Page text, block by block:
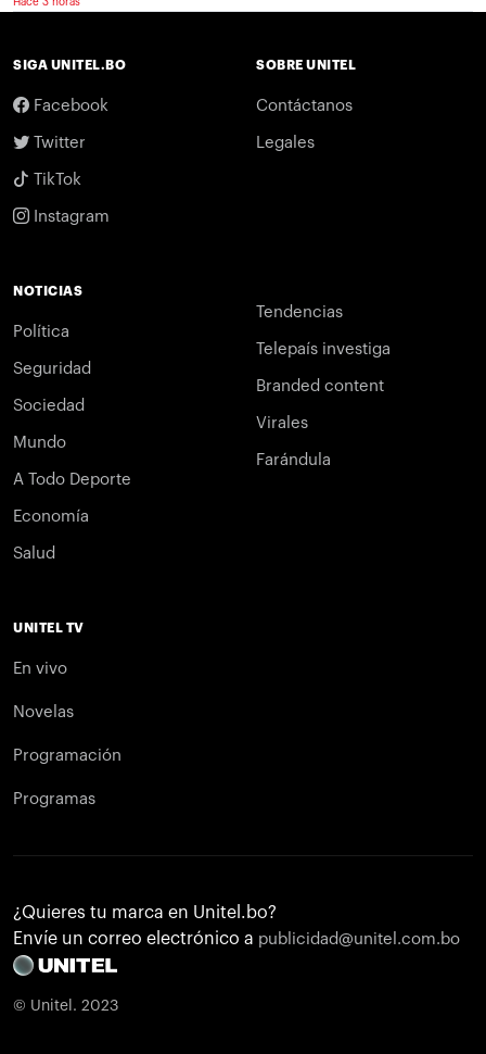
SIGA UNITEL.BO
Facebook
Twitter
TikTok
Instagram
SOBRE UNITEL
Contáctanos
Legales
NOTICIAS
Política
Seguridad
Sociedad
Mundo
A Todo Deporte
Economía
Salud
Tendencias
Telepaís investiga
Branded content
Virales
Farándula
UNITEL TV
En vivo
Novelas
Programación
Programas
¿Quieres tu marca en Unitel.bo?
Envíe un correo electrónico a publicidad@unitel.com.bo
© Unitel. 2023